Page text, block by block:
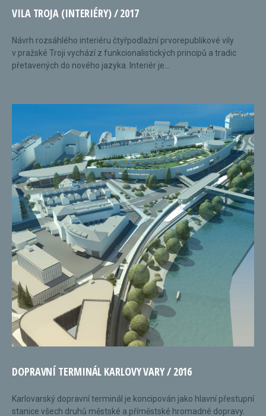
VILA TROJA (INTERIÉRY) / 2017
Návrh rozsáhlého interiéru čtyřpodlažní prvorepublikové vily
v pražské Troji vychází z funkcionalistických principů a tradic
přetavených do nového jazyka. Interiér je...
DOPRAVNÍ TERMINÁL KARLOVY VARY / 2016
Karlovarský dopravní terminál je koncipován jako hlavní přestupní
stanice všech druhů městské a příměstské hromadné dopravy.